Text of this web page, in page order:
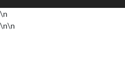
\n
\n\n